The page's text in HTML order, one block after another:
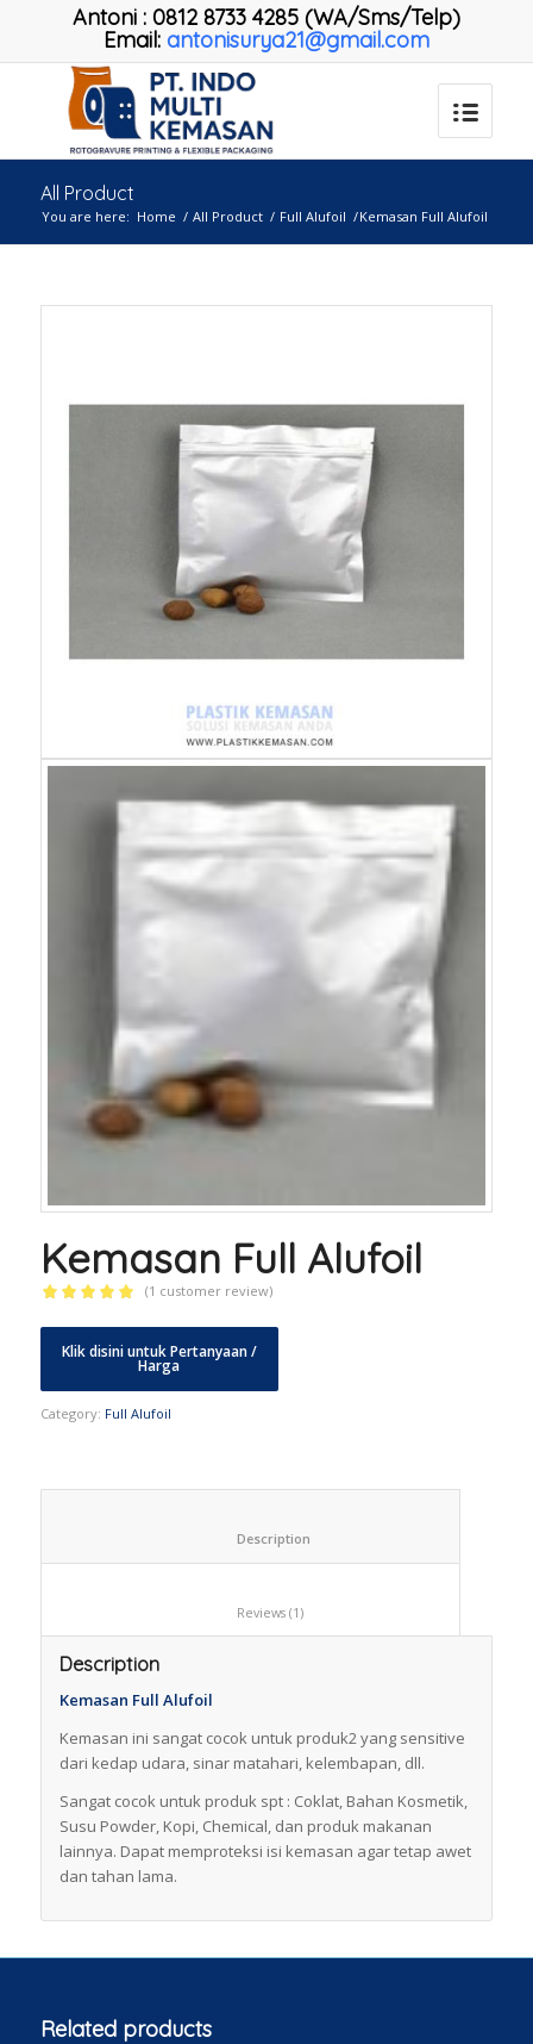
Antoni: 0812 8733 4285 (WA/Sms/Telp)
Email: antonisurya21@gmail.com
All Product
You are here: Home / All Product / Full Alufoil /Kemasan Full Alufoil
Kemasan Full Alufoil
based on
customer
rating
(1 customer review)
Category: Full Alufoil
						Reviews (1)
Description
Kemasan Full Alufoil
Kemasan ini sangat cocok untuk produk2 yang sensitive
dari kedap udara, sinar matahari, kelembapan, dll.
Sangat cocok untuk produk spt : Coklat, Bahan Kosmetik,
Susu Powder, Kopi, Chemical, dan produk makanan
lainnya. Dapat memproteksi isi kemasan agar tetap awet
dan tahan lama.
Related products